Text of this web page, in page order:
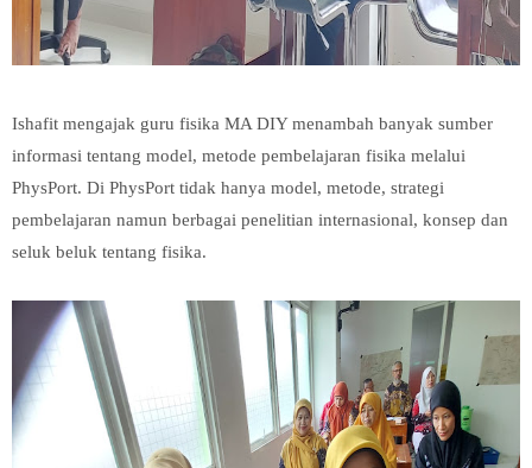
Ishafit mengajak guru fisika MA DIY menambah banyak sumber
informasi tentang model, metode pembelajaran fisika melalui
PhysPort. Di PhysPort tidak hanya model, metode, strategi
pembelajaran namun berbagai penelitian internasional, konsep dan
seluk beluk tentang fisika.